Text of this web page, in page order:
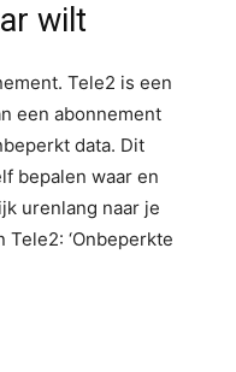
wilt
Tele2 is een
een abonnement
data. Dit
bepalen waar en
urenlang naar je
‘Onbeperkte